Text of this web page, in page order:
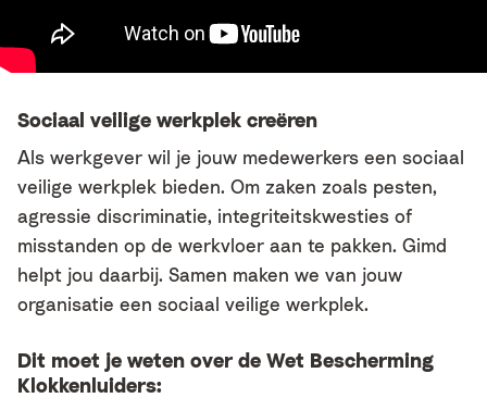
Sociaal veilige werkplek creëren
Als werkgever wil je jouw medewerkers een sociaal
veilige werkplek bieden. Om zaken zoals pesten,
agressie discriminatie, integriteitskwesties of
misstanden op de werkvloer aan te pakken. Gimd
helpt jou daarbij. Samen maken we van jouw
organisatie een sociaal veilige werkplek.
Dit moet je weten over de Wet Bescherming
Klokkenluiders: